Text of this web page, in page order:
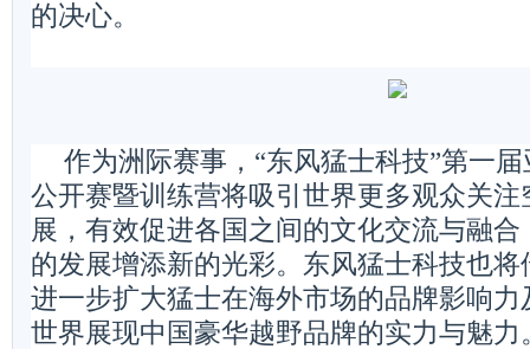
的决心。
作为洲际赛事，“东风猛士科技”第一
公开赛暨训练营将吸引世界更多观众关
展，有效促进各国之间的文化交流与融
的发展增添新的光彩。东风猛士科技也
进一步扩大猛士在海外市场的品牌影响
世界展现中国豪华越野品牌的实力与魅力